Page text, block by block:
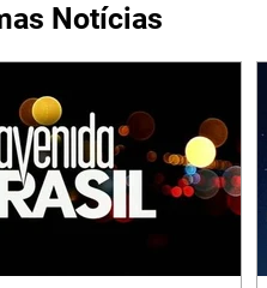
Notícias